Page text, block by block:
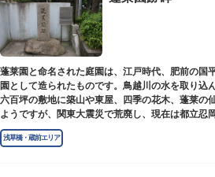
蓬莱園と命名された庭園は、江戸時代、肥前の国
園として造られたものです。鳥越川の水を取り込
六百坪の敷地に築山や東屋、四季の花木、蓬莱の
ようですが、関東大震災で荒廃し、現在は都立忍
指定の天然記念物の大イチョウを残すのみです。
浅草橋・蔵前エリア